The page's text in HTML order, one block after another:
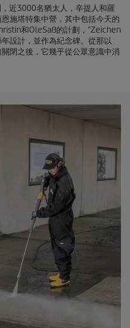
近3000名猶太人，辛提人和羅
施塔特集中營，其中包括今天的
和OleSaß的計劃，“Zeichen
設計，並作為紀念碑。從那以
閉之後，它幾乎從公眾意識中消